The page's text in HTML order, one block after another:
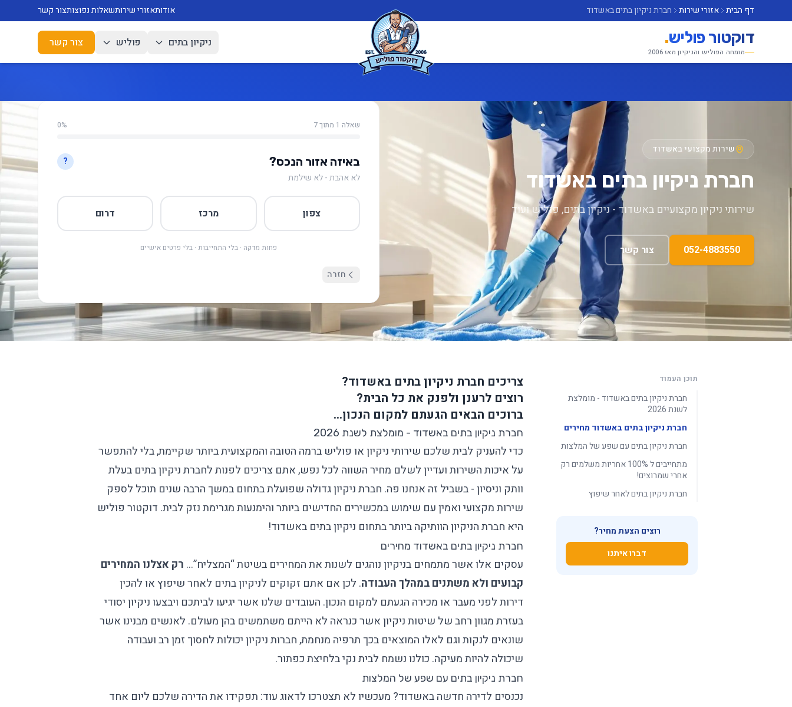
דף הבית אזורי שירות חברת ניקיון בתים באשדוד אודותאזורי שירותשאלות נפוצותצור קשר
דוקטור פוליש.
מומחה הפוליש והניקיון מאז 2006
ניקיון בתים פוליש צור קשר
שירות מקצועי באשדוד
חברת ניקיון בתים באשדוד
שירותי ניקיון מקצועיים באשדוד - ניקיון בתים, פוליש ועוד
052-4883550 צור קשר
שאלה 1 מתוך 7 0%
באיזה אזור הנכס?
?
לא אהבת - לא שילמת
צפון מרכז דרום
פחות מדקה · בלי התחייבות · בלי פרטים אישיים
חזרה
תוכן העמוד
חברת ניקיון בתים באשדוד - מומלצת
לשנת 2026
חברת ניקיון בתים באשדוד מחירים
חברת ניקיון בתים עם שפע של המלצות
מתחייבים ל 100% אחריות משלמים רק
אחרי שמרוצים!
חברת ניקיון בתים לאחר שיפוץ
רוצים הצעת מחיר?
דברו איתנו
צריכים חברת ניקיון בתים באשדוד?
רוצים לרענן ולפנק את כל הבית?
ברוכים הבאים הגעתם למקום הנכון…
חברת ניקיון בתים באשדוד - מומלצת לשנת 2026
כדי להעניק לבית שלכם שירותי ניקיון או פוליש ברמה הטובה והמקצועית ביותר שקיימת, בלי להתפשר
על איכות השירות ועדיין לשלם מחיר השווה לכל נפש, אתם צריכים לפנות לחברת ניקיון בתים בעלת
וותק וניסיון - בשביל זה אנחנו פה. חברת ניקיון גדולה שפועלת בתחום במשך הרבה שנים תוכל לספק
שירות מקצועי ואמין עם שימוש במכשירים החדישים ביותר והימנעות מגרימת נזק לבית. דוקטור פוליש
היא חברת הניקיון הוותיקה ביותר בתחום ניקיון בתים באשדוד!
חברת ניקיון בתים באשדוד מחירים
עסקים אלו אשר מתמחים בניקיון נוהגים לשנות את המחירים בשיטת “המצליח”… רק אצלנו המחירים
קבועים ולא משתנים במהלך העבודה. לכן אם אתם זקוקים לניקיון בתים לאחר שיפוץאו להכין
דירות לפני מעבר או מכירה הגעתם למקום הנכון. העובדים שלנו אשר יגיעו לביתכם ויבצעו ניקיון יסודי
בעזרת מגוון רחב של שיטות ניקיון אשר כנראה לא הייתם משתמשים בהן מעולם. לאנשים מבנינו אשר
שונאים לנקות וגם לאלו המוצאים בכך תרפיה מנחמת, חברות ניקיון יכולות לחסוך זמן רב ועבודה
שיכולה להיות מעיקה. כולנו נשמח לבית נקי בלחיצת כפתור.
חברת ניקיון בתים עם שפע של המלצות
נכנסים לדירה חדשה באשדוד? מעכשיו לא תצטרכו לדאוג עוד: תפקידו את הדירה שלכם ליום אחד